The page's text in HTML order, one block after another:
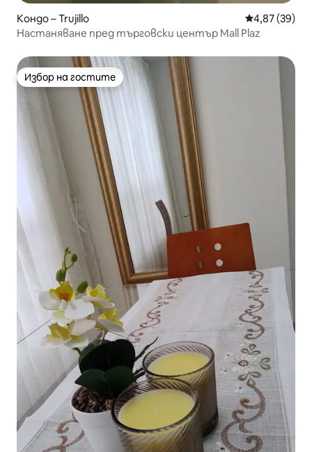
Кондо – Trujillo Средна
4,87 (39)
Настаняване пред търговски център Mall Plaz
Избор на гостите
Избор на гостите